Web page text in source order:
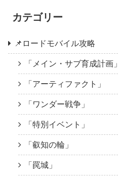
カテゴリー
📌ロードモバイル攻略
「メイン・サブ育成計画」
「アーティファクト」
「ワンダー戦争」
「特別イベント」
「叡知の輪」
「罠城」